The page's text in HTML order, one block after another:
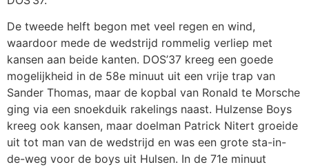
De tweede helft begon met veel regen en wind,
waardoor mede de wedstrijd rommelig verliep met
kansen aan beide kanten. DOS’37 kreeg een goede
mogelijkheid in de 58e minuut uit een vrije trap van
Sander Thomas, maar de kopbal van Ronald te Morsche
ging via een snoekduik rakelings naast. Hulzense Boys
kreeg ook kansen, maar doelman Patrick Nitert groeide
uit tot man van de wedstrijd en was een grote sta-in-
de-weg voor de boys uit Hulsen. In de 71e minuut